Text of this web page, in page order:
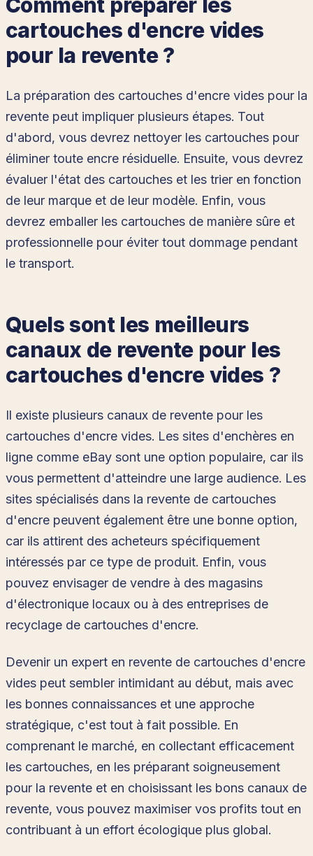
Comment préparer les
cartouches d'encre vides
pour la revente ?
La préparation des cartouches d'encre vides pour la
revente peut impliquer plusieurs étapes. Tout
d'abord, vous devrez nettoyer les cartouches pour
éliminer toute encre résiduelle. Ensuite, vous devrez
évaluer l'état des cartouches et les trier en fonction
de leur marque et de leur modèle. Enfin, vous
devrez emballer les cartouches de manière sûre et
professionnelle pour éviter tout dommage pendant
le transport.
Quels sont les meilleurs
canaux de revente pour les
cartouches d'encre vides ?
Il existe plusieurs canaux de revente pour les
cartouches d'encre vides. Les sites d'enchères en
ligne comme eBay sont une option populaire, car ils
vous permettent d'atteindre une large audience. Les
sites spécialisés dans la revente de cartouches
d'encre peuvent également être une bonne option,
car ils attirent des acheteurs spécifiquement
intéressés par ce type de produit. Enfin, vous
pouvez envisager de vendre à des magasins
d'électronique locaux ou à des entreprises de
recyclage de cartouches d'encre.
Devenir un expert en revente de cartouches d'encre
vides peut sembler intimidant au début, mais avec
les bonnes connaissances et une approche
stratégique, c'est tout à fait possible. En
comprenant le marché, en collectant efficacement
les cartouches, en les préparant soigneusement
pour la revente et en choisissant les bons canaux de
revente, vous pouvez maximiser vos profits tout en
contribuant à un effort écologique plus global.